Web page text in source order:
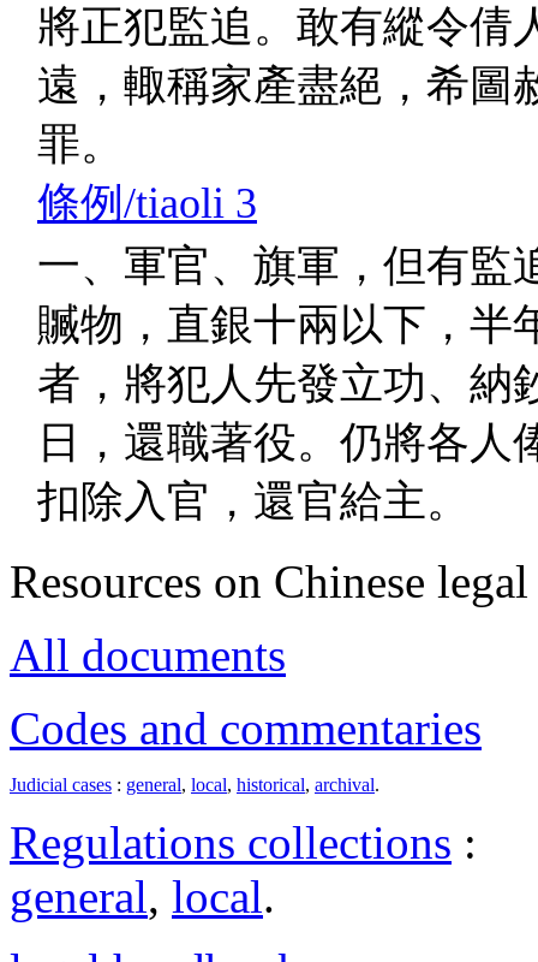
將正犯監追。敢有縱令倩
遠，輙稱家產盡絕，希圖
罪。
條例/tiaoli 3
一、軍官、旗軍，但有監
贓物，直銀十兩以下，半
者，將犯人先發立功、納
日，還職著役。仍將各人
扣除入官，還官給主。
Resources on Chinese
All documents
Codes and commentaries
Judicial cases : general, local, historical, archival.
Regulations collections :
general, local.